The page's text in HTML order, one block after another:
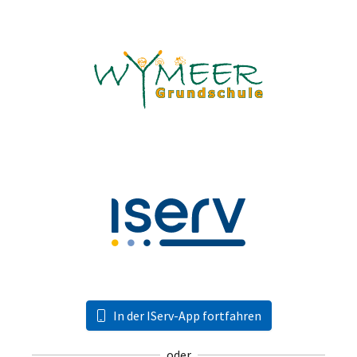
In der IServ-App fortfahren